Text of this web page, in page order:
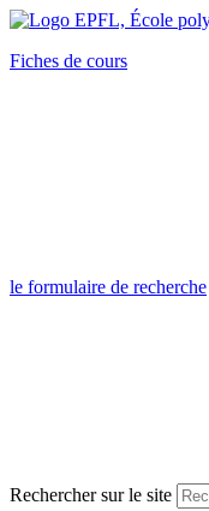
Fiches de cours
le formulaire de recherche
Rechercher sur le site